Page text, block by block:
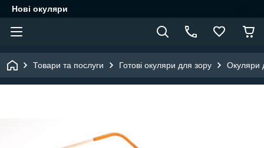
Нові окуляри
Товари та послуги Готові окуляри для зору Окуляри